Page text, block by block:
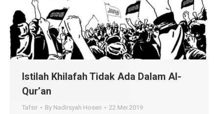
Istilah Khilafah Tidak Ada Dalam Al-
Qur’an
Tafsir By Nadirsyah Hosen 22 Mei 2019